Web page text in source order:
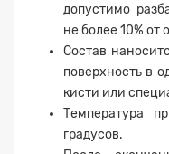
допустимо
не более 10%
Состав
поверхность в
кисти или
Температура
градусов.